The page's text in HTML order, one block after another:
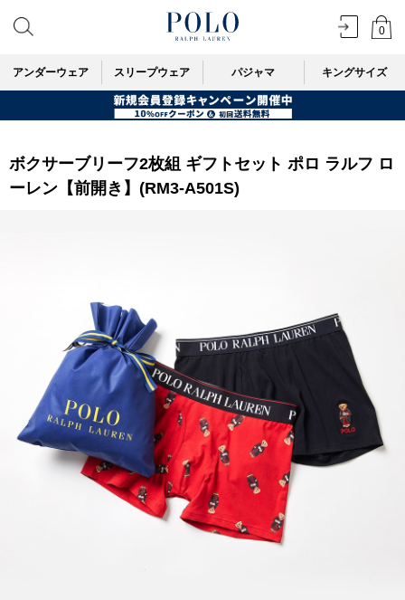
0
アンダーウェア スリープウェア パジャマ キングサイズ
ボクサーブリーフ2枚組 ギフトセット ポロ ラルフ ロ
ーレン【前開き】(RM3-A501S)